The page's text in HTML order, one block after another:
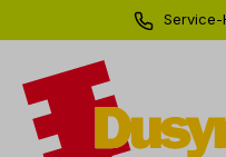
Zur
Service-